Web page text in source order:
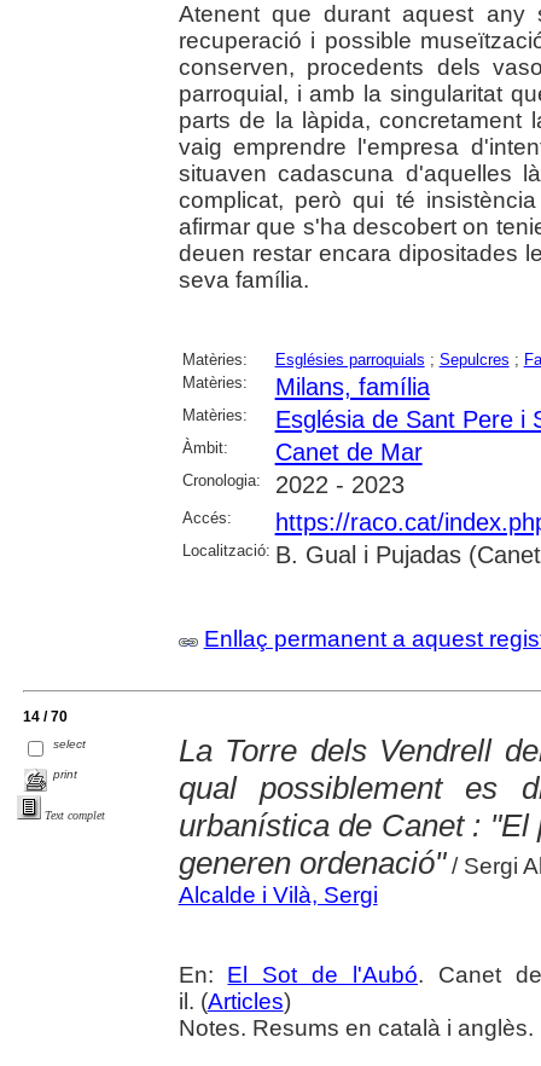
Atenent que durant aquest
recuperació i possible
conserven, procedents dels
parroquial, i amb la singularitat
parts de la làpida, concretament
vaig emprendre l'empresa
situaven cadascuna d'aquelles
complicat, però qui té
afirmar que s'ha descobert on
deuen restar encara dipositades
seva família.
Matèries: Esglésies parroquials ; Sepulcres ;
Matèries:
Milans, família
Matèries: Església de Sant Pere i
Àmbit: Canet de Mar
Cronologia: 2022 - 2023
Accés: https://raco.cat/
Localització: B. Gual i Pujadas
Enllaç permanent a aquest
14 / 70
select
print
Text complet
La Torre dels Vendrell
qual possiblement es
urbanística de Canet :
generen ordenació"/ Sergi
Alcalde i Vilà, Sergi
En: El Sot de l'Aubó. Canet
il. (Articles)
Notes. Resums en català i anglès.